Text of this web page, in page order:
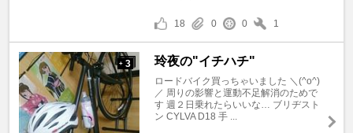
18 0 0 1
+ 3 玲夜の"イチハチ"
ロードバイク買っちゃいました ＼(^o^)
／ 周りの影響と運動不足解消のためで
す 週２日乗れたらいいな… ブリヂスト
ン CYLVA D18 手 ...